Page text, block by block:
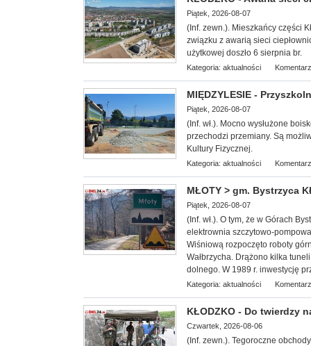
Piątek, 2026-08-07
(Inf. zewn.). Mieszkańcy części
związku z awarią sieci
użytkowej doszło 6 sierpnia br.
Kategoria: aktualności
MIĘDZYLESIE -
Piątek, 2026-08-07
(Inf. wł.). Mocno wysłużone
przechodzi przemiany. Są
Kultury Fizycznej.
Kategoria: aktualności
MŁOTY > gm. Bystrzyca
Piątek, 2026-08-07
(Inf. wł.). O tym, że w Górach
elektrownia szczytowo-
Wiśniową rozpoczęto roboty
Wałbrzycha. Drążono kilka
dolnego. W 1989 r. inwestycję
Kategoria: aktualności
KŁODZKO - Do twierdzy
Czwartek, 2026-08-06
(Inf. zewn.). Tegoroczne